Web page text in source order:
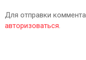
Для отправки
авторизоваться.